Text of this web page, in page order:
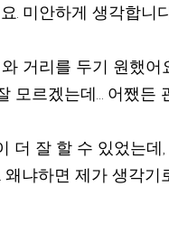
. 미안하게 생각합니
모르겠는데… 어쨌든
더 잘 할 수 있었는
왜냐하면 제가 생각